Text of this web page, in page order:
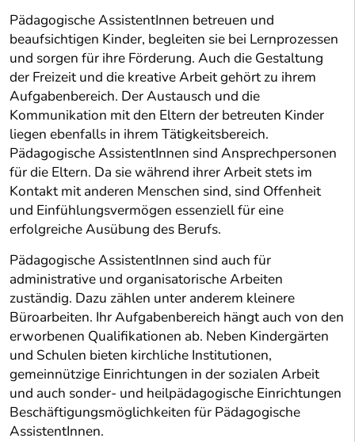
Pädagogische AssistentInnen betreuen und
beaufsichtigen Kinder, begleiten sie bei Lernprozessen
und sorgen für ihre Förderung. Auch die Gestaltung
der Freizeit und die kreative Arbeit gehört zu ihrem
Aufgabenbereich. Der Austausch und die
Kommunikation mit den Eltern der betreuten Kinder
liegen ebenfalls in ihrem Tätigkeitsbereich.
Pädagogische AssistentInnen sind Ansprechpersonen
für die Eltern. Da sie während ihrer Arbeit stets im
Kontakt mit anderen Menschen sind, sind Offenheit
und Einfühlungsvermögen essenziell für eine
erfolgreiche Ausübung des Berufs.
Pädagogische AssistentInnen sind auch für
administrative und organisatorische Arbeiten
zuständig. Dazu zählen unter anderem kleinere
Büroarbeiten. Ihr Aufgabenbereich hängt auch von den
erworbenen Qualifikationen ab. Neben Kindergärten
und Schulen bieten kirchliche Institutionen,
gemeinnützige Einrichtungen in der sozialen Arbeit
und auch sonder- und heilpädagogische Einrichtungen
Beschäftigungsmöglichkeiten für Pädagogische
AssistentInnen.